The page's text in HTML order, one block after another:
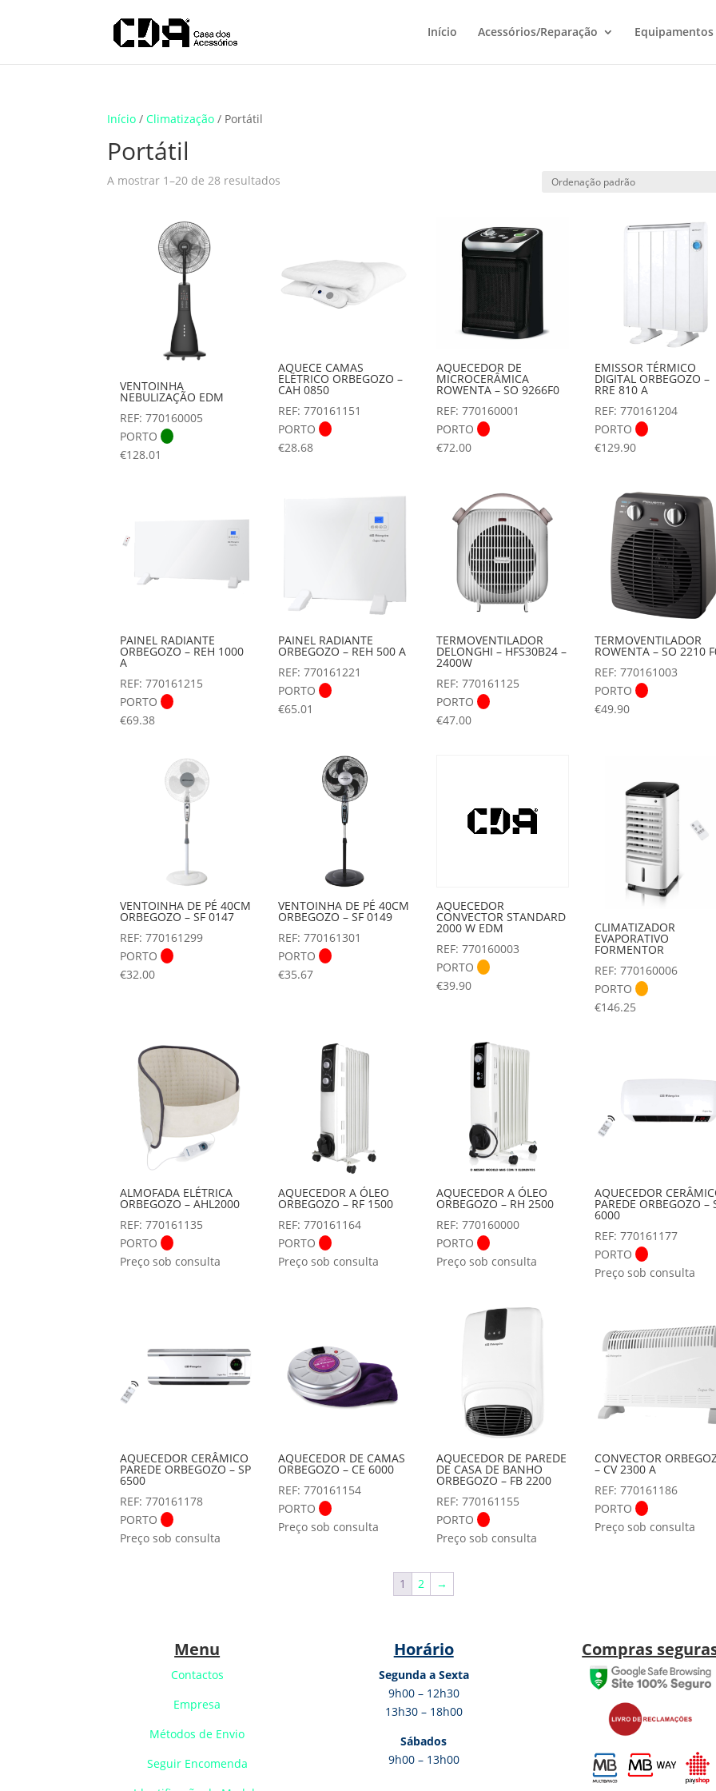
Translate
Início Acessórios/Reparação
Início /Climatização / Portátil
Portátil
A mostrar 1–20 de 28 resultados
VENTOINHA
NEBULIZAÇÃO EDM
REF: 770160005
PORTO
€128.01
AQUECE CAMAS
ELÉTRICO ORBEGOZO –
CAH 0850
REF: 770161151
PORTO
€28.68
AQUECEDOR DE
MICROCERÂMICA
ROWENTA – SO 9266F0
REF: 770160001
PORTO
€72.00
EMISSOR TÉRMICO
DIGITAL ORBEGOZO –
RRE 810 A
REF: 770161204
PORTO
€129.90
PAINEL RADIANTE
ORBEGOZO – REH 1000
A
REF: 770161215
PORTO
€69.38
PAINEL RADIANTE
ORBEGOZO – REH 500 A
REF: 770161221
PORTO
€65.01
TERMOVENTILADOR
DELONGHI – HFS30B24 –
2400W
REF: 770161125
PORTO
€47.00
TERMOVENTILADOR
ROWENTA – SO 2210
REF: 770161003
PORTO
€49.90
VENTOINHA DE PÉ 40CM
ORBEGOZO – SF 0147
REF: 770161299
PORTO
€32.00
VENTOINHA DE PÉ 40CM
ORBEGOZO – SF 0149
REF: 770161301
PORTO
€35.67
AQUECEDOR
CONVECTOR STANDARD
2000 W EDM
REF: 770160003
PORTO
€39.90
CLIMATIZADOR
EVAPORATIVO
FORMENTOR
REF: 770160006
PORTO
€146.25
ALMOFADA ELÉTRICA
ORBEGOZO – AHL2000
REF: 770161135
PORTO
Preço sob consulta
AQUECEDOR A ÓLEO
ORBEGOZO – RF 1500
REF: 770161164
PORTO
Preço sob consulta
AQUECEDOR A ÓLEO
ORBEGOZO – RH 2500
REF: 770160000
PORTO
Preço sob consulta
AQUECEDOR
PAREDE ORBEGOZO –
6000
REF: 770161177
PORTO
Preço sob consulta
AQUECEDOR CERÂMICO
PAREDE ORBEGOZO – SP
6500
REF: 770161178
PORTO
Preço sob consulta
AQUECEDOR DE CAMAS
ORBEGOZO – CE 6000
REF: 770161154
PORTO
Preço sob consulta
AQUECEDOR DE PAREDE
DE CASA DE BANHO
ORBEGOZO – FB 2200
REF: 770161155
PORTO
Preço sob consulta
CONVECTOR
– CV 2300 A
REF: 770161186
PORTO
Preço sob consulta
1 2 →
Menu
Contactos
Empresa
Métodos de Envio
Seguir Encomenda
Horário
Segunda a Sexta
9h00 – 12h30
13h30 – 18h00
Sábados
9h00 – 13h00
Compras